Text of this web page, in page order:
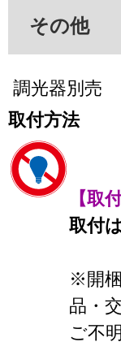
その他
調光器別売
取付方法
【取
取付
※開
品・
ご不